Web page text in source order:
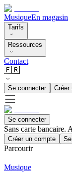
MusiqueEn magasin
Tarifs
Ressources
Contact
🇫🇷
Se connecter Créer
Se connecter
Sans carte bancaire.
Créer un compte
Parcourir
Musique